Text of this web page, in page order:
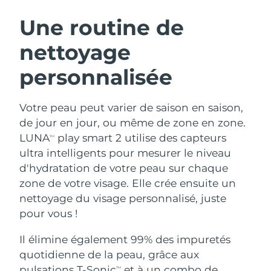
Une routine de
nettoyage
personnalisée
Votre peau peut varier de saison en saison,
de jour en jour, ou même de zone en zone.
LUNATM
play smart 2 utilise des capteurs
ultra intelligents pour mesurer le niveau
d'hydratation de votre peau sur chaque
zone de votre visage. Elle crée ensuite un
nettoyage du visage personnalisé, juste
pour vous !
Il élimine également 99% des impuretés
quotidienne de la peau, grâce aux
TM
Nettoyage du visage
Anti-aging massage
LUNA™ 4 Plus
Massage, LED heating
LUNA™ 4 Men
Lifting
Microcurrent toning
BEAR™ 2 go
Microcurrent toning on-the-go
BEAR™ 2 eyes & lips
Hydratation
UFO™ 3 coffret
Deep facial hydration
Near-infrared and red light therapy
device
Soin bucco-dentaire
issa™ 4
Hybrid silicone sonic toothbrush
Smart hybrid silicone sonic toothbrush
FAQ™ TRAITEMENT ANTI-ÂGE
Anti-âge Traitements LED
Autriche Livraison estimée
Bahreïn
Belgique Livraison estimée
Bermudes Livraison estimée8/15/26
Bosnie-Herzégovine Livraison estimée
Brunei
Bulgarie Livraison estimée8/9/26
Canada
Chili Livraison estimée8/13/26